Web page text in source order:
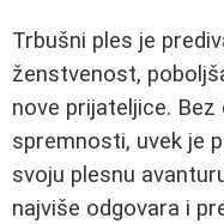
Trbušni ples je
ženstvenost,
nove prijateljice.
spremnosti, uvek je
svoju plesnu
najviše odgovara i